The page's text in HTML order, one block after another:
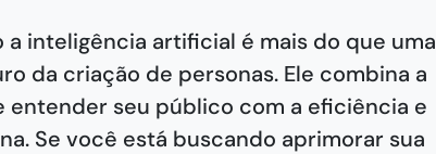
a inteligência artificial é mais do que uma
da criação de personas. Ele combina a
entender seu público com a eficiência e
Se você está buscando aprimorar sua